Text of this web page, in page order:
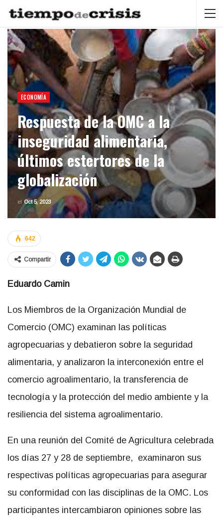
ECONOMÍA
Respuesta de la OMC a la
inseguridad alimentaria,
últimos estertores de la
globalización
el Oct 5, 2023
642
Compartir
Eduardo Camin
Los Miembros de la Organización Mundial de
Comercio (OMC) examinan las políticas
agropecuarias y debatieron sobre la seguridad
alimentaria, y analizaron la interconexión entre el
comercio agroalimentario, la transferencia de
tecnología y la protección del medio ambiente y la
resiliencia del sistema agroalimentario.
En una reunión del Comité de Agricultura celebrada
los días 27 y 28 de septiembre, examinaron sus
respectivas políticas agropecuarias para asegurar
su conformidad con las disciplinas de la OMC. Los
participantes intercambiaron opiniones sobre las